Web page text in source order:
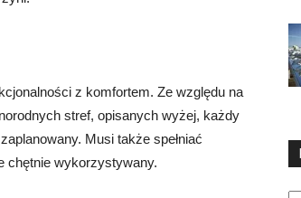
z komfortem. Ze względu na
stref, opisanych wyżej, każdy
Musi także spełniać
chętnie wykorzystywany.